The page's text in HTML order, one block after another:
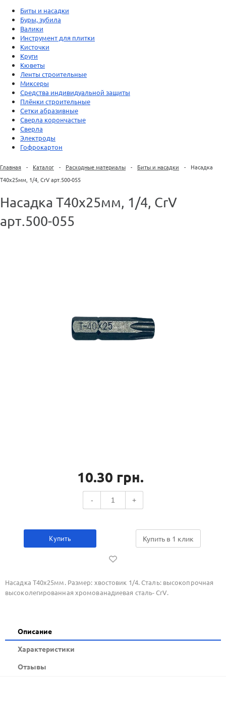
Биты и насадки
Буры, зубила
Валики
Инструмент для плитки
Кисточки
Круги
Кюветы
Ленты строительные
Миксеры
Средства индивидуальной защиты
Плёнки строительные
Сетки абразивные
Сверла корончастые
Сверла
Электроды
Гофрокартон
Главная - Каталог - Расходные материалы - Биты и насадки -
Насадка
Т40х25мм, 1/4, CrV арт.500-055
Насадка Т40х25мм, 1/4, CrV
арт.500-055
10.30 грн.
- +
Купить Купить в 1 клик
Насадка Т40х25мм. Размер: хвостовик 1/4. Сталь: высокопрочная
высоколегированная хромованадиевая сталь- CrV.
Описание
Xарактеристики
Отзывы